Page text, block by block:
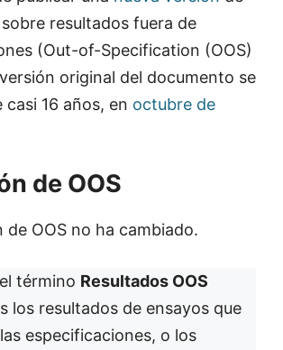
resultados fuera de
(Out-of-Specification (OOS)
original del documento se
casi 16 años, en octubre de
de OOS
de OOS no ha cambiado.
término Resultados OOS
los resultados de ensayos que
especificaciones, o los